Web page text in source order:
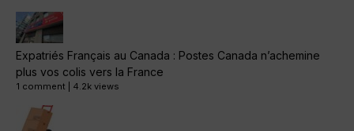
Expatriés Français au Canada : Postes Canada n’achemine
plus vos colis vers la France
1 comment 4.2k views